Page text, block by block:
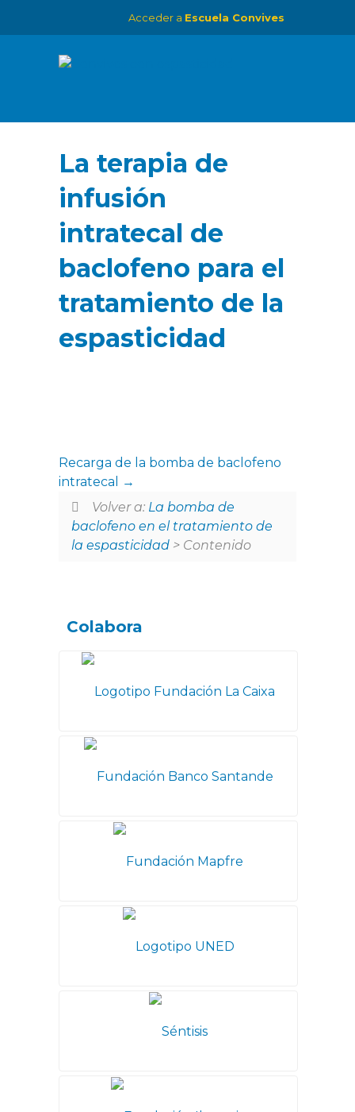
Acceder a Escuela Convives
La terapia de
infusión
intratecal de
baclofeno para el
tratamiento de la
espasticidad
Recarga de la bomba de baclofeno
intratecal
Volver a: La bomba de
baclofeno en el tratamiento de
la espasticidad > Contenido
Colabora